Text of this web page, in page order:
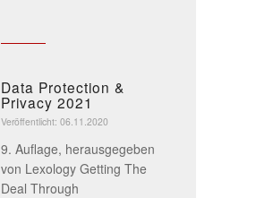
Data Protection &
Privacy 2021
Veröffentlicht: 06.11.2020
9. Auflage, herausgegeben
von Lexology Getting The
Deal Through